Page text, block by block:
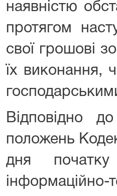
наявністю
протягом
свої грошові
їх виконання,
Відповідно
положень
дня початку